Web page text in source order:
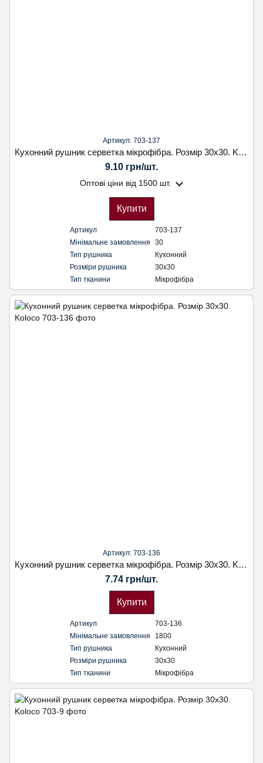
Артикул: 703-137
Кухонний рушник серветка мікрофібра. Розмір 30х30. Koloco
9.10 грн/шт.
Оптові ціни від 1500 шт.
Купити
Артикул
703-137
Мінімальне замовлення
30
Тип рушника
Кухонний
Розміри рушника
30х30
Тип тканини
Мікрофібра
Артикул: 703-136
Кухонний рушник серветка мікрофібра. Розмір 30х30. Koloco
7.74 грн/шт.
Купити
Артикул
703-136
Мінімальне замовлення
1800
Тип рушника
Кухонний
Розміри рушника
30х30
Тип тканини
Мікрофібра